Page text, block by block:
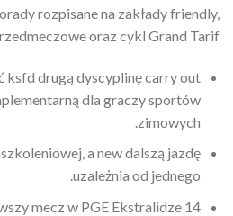
rozpisane na zakłady friendly,
oraz cykl Grand Tarif.
ksfd drugą dyscyplinę carry out
dla graczy sportów
zimowych.
a new dalszą jazdę
uzależnia od jednego.
mecz w PGE Ekstralidze